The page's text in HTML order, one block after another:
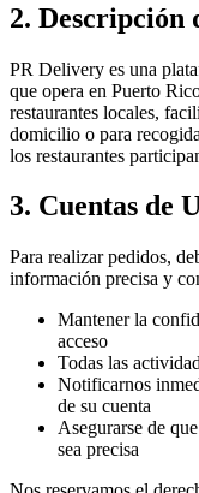
2. Descripción
PR Delivery es una
que opera en Puerto
restaurantes locales,
domicilio o para
los restaurantes
3. Cuentas de
Para realizar pedidos,
información precisa y
Mantener la
acceso
Todas las
Notificarnos
de su cuenta
Asegurarse de
sea precisa